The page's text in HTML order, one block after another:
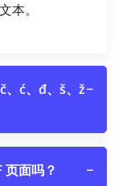
本。
、ć、đ、š、ž−
页面吗？ −